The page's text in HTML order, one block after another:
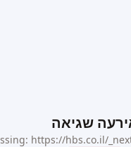
שגיאה
https://hbs.co.il/